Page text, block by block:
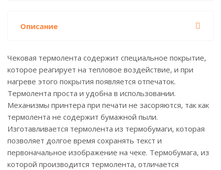
Описание
Чековая термолента содержит специальное покрытие,
которое реагирует на тепловое воздействие, и при
нагреве этого покрытия появляется отпечаток.
Термолента проста и удобна в использовании.
Механизмы принтера при печати не засоряются, так как
термолента не содержит бумажной пыли.
Изготавливается термолента из термобумаги, которая
позволяет долгое время сохранять текст и
первоначальное изображение на чеке. Термобумага, из
которой производится термолента, отличается